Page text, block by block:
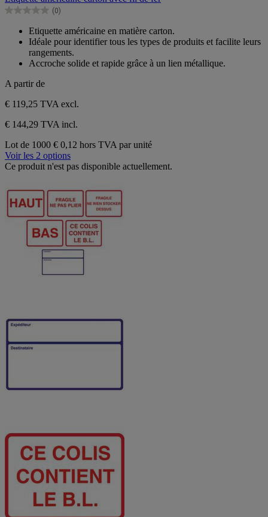
5
étoiles.
(0)
0.0
étoiles.
Etiquette américaine en matière carton.
Idéale pour identifier tous les types de produits et facilite leurs
rangements.
Accroche solide et rapide grâce à un lien métallique.
A partir de
€ 119,25 TVA excl.
€ 144,29 TVA incl.
Lot de 1000 € 0,12 hors TVA par unité
Voir les 2 options
Ce produit n'est pas disponible actuellement.